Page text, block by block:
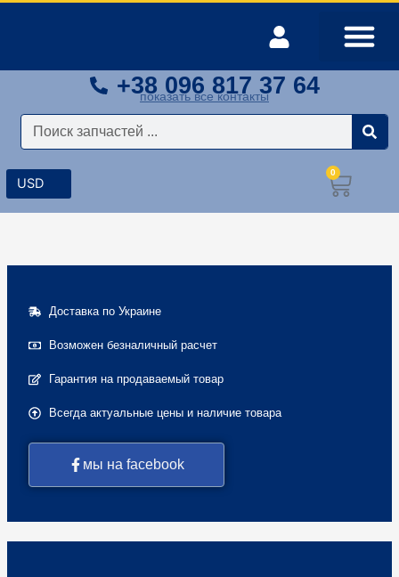
+38 096 817 37 64
показать все контакты
Поиск
0
Доставка по Украине
Возможен безналичный расчет
Гарантия на продаваемый товар
Всегда актуальные цены и наличие товара
мы на facebook